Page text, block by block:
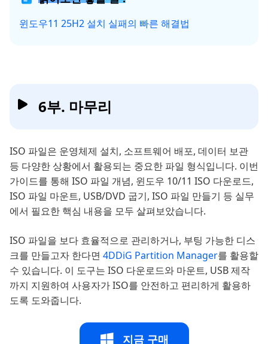
윈도우11 25H2 설치 실패의 빠른 해결법
6부. 마무리
ISO 파일은 운영체제 설치, 소프트웨어 배포, 데이터 보관
등 다양한 상황에서 활용되는 중요한 파일 형식입니다. 이번
가이드를 통해 ISO 파일 개념, 윈도우 10/11 ISO 다운로드,
ISO 파일 마운트, USB/DVD 굽기, ISO 파일 만들기 등 실무
에서 필요한 핵심 내용을 모두 살펴보았습니다.
ISO 파일을 보다 효율적으로 관리하거나, 부팅 가능한 디스
크를 만들고자 한다면 4DDiG Partition Manager를 활용할
수 있습니다. 이 도구는 ISO 다운로드와 마운트, USB 제작
까지 지원하여 사용자가 ISO를 안전하고 편리하게 활용하
도록 도와줍니다.
지금 구매